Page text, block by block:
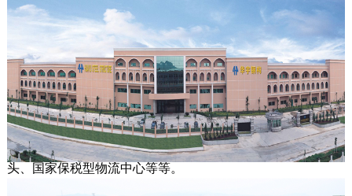
2004年，坐落于著名侨乡江门新会，隶属
于广东名冠集团。广东华宇建筑具备大型
项目建筑经验与实力，具有二级房屋建筑
工程施工总承包、二级地基与基础专业承
包、二级建筑装修装饰专业承包资质，承建过的项目类型涵
括五星级酒店、厂园建筑、校园建筑、商业房地产、海港码
头、国家保税型物流中心等等。